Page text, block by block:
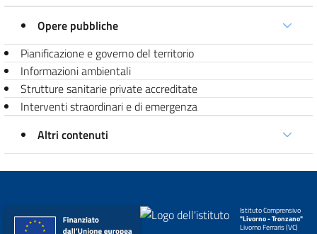
Opere pubbliche
Pianificazione e governo del territorio
Informazioni ambientali
Strutture sanitarie private accreditate
Interventi straordinari e di emergenza
Altri contenuti
Istituto Comprensivo
"Livorno - Tronzano"
Livorno Ferraris (VC)